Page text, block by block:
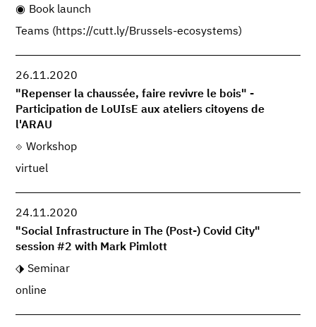
Book launch
Teams (https://cutt.ly/Brussels-ecosystems)
26.11.2020
"Repenser la chaussée, faire revivre le bois" -
Participation de LoUIsE aux ateliers citoyens de
l'ARAU
Workshop
virtuel
24.11.2020
"Social Infrastructure in The (Post-) Covid City"
session #2 with Mark Pimlott
Seminar
online